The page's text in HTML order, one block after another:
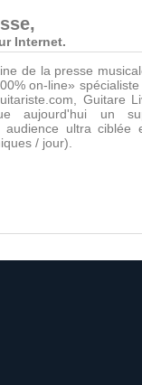
Internet.
de la presse
on-line»
Guitare
aujourd'hui un
audience ultra ciblée
/ jour).